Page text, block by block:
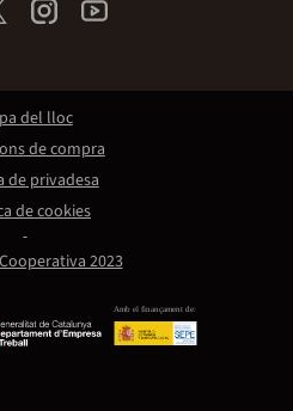
Amb el finançament de:
2023
del lloc
de compra
de privadesa
de cookies